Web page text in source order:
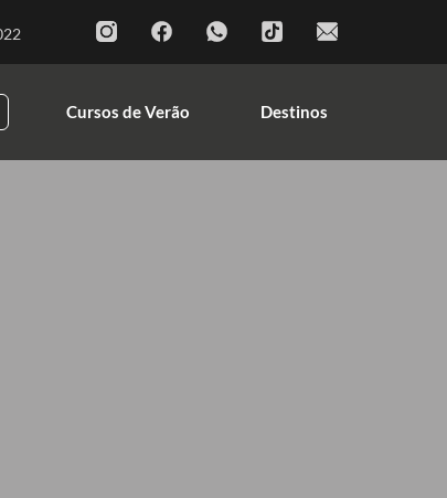
Cursos de Verão Destinos
de Línguas Cursos de Verão